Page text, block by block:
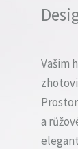
Vašim
a